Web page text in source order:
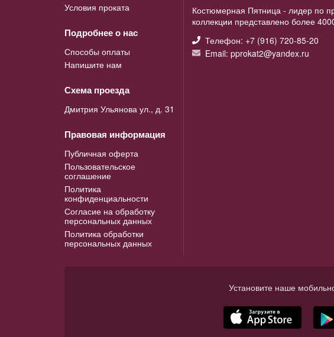
Условия проката
Подробнее о нас
Способы оплаты
Напишите нам
Схема проезда
Дмитрия Ульянова ул., д. 31
Правовая информация
Публичная оферта
Пользовательское
соглашение
Политика
конфиденциальности
Согласие на обработку
персональных данных
Политика обработки
персональных данных
Костюмерная Пятница - лидер по
коллекции представлено более
Телефон: +7 (916) 720-85-20
Email: pprokat2@yandex.ru
Установите наше